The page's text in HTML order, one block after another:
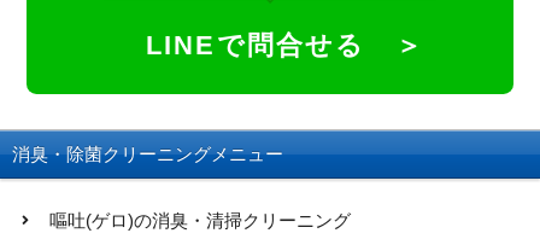
LINEで問合せる ＞
消臭・除菌クリーニングメニュー
嘔吐(ゲロ)の消臭・清掃クリーニング